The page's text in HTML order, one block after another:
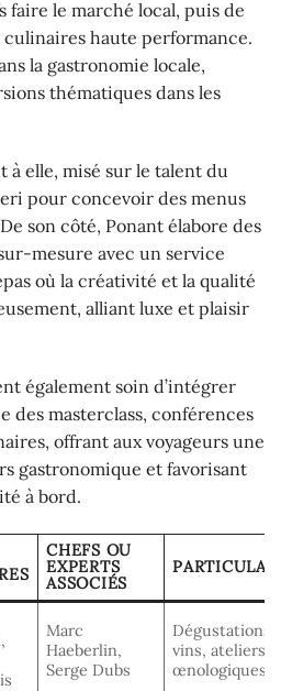
faire le marché local, puis de
haute performance.
la gastronomie locale,
thématiques dans les
à elle, misé sur le talent du
pour concevoir des menus
son côté, Ponant élabore des
mesure avec un service
où la créativité et la qualité
alliant luxe et plaisir
également soin d’intégrer
des masterclass, conférences
offrant aux voyageurs une
gastronomique et favorisant
à bord.
CHEFS OU
EXPERTS
ASSOCIÉS
Marc
Haeberlin,
Serge Dubs
Dégustations
vins, ateliers
œnologiques